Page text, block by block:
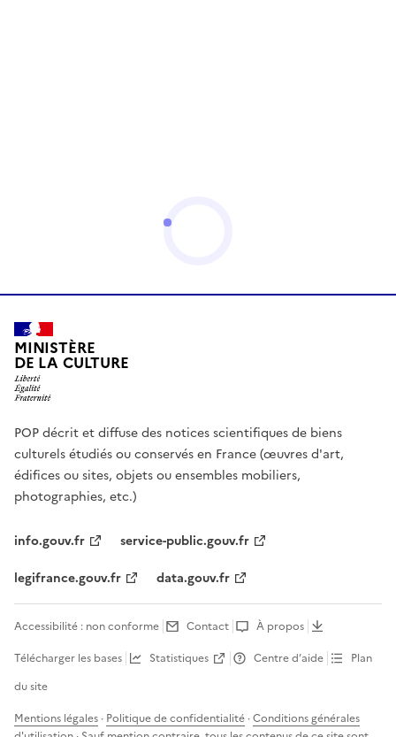
MINISTÈRE
DE LA CULTURE
POP décrit et diffuse des notices scientifiques de biens
culturels étudiés ou conservés en France (œuvres d'art,
édifices ou sites, objets ou ensembles mobiliers,
photographies, etc.)
info.gouv.fr
service-public.gouv.fr
legifrance.gouv.fr
data.gouv.fr
Accessibilité : non conforme Contact
À propos
Télécharger les bases
Statistiques Centre d’aide
Plan
du site
Mentions légales · Politique de confidentialité ·Conditions générales